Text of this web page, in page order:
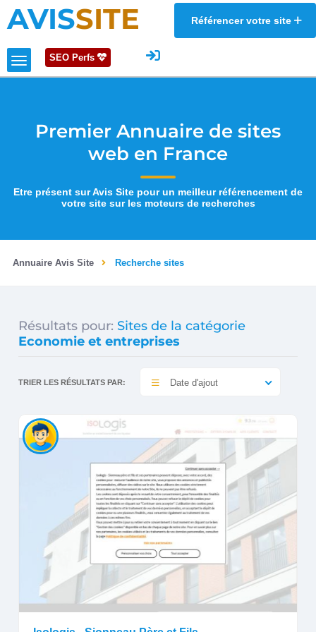
AVISSITE Référencer votre site
SEO Perfs
Premier Annuaire de sites
web en France
Etre présent sur Avis Site pour un meilleur référencement de
votre site sur les moteurs de recherches
Annuaire Avis Site Recherche sites
Résultats pour: Sites de la catégorie
Economie et entreprises
TRIER LES RÉSULTATS PAR: Date d'ajout